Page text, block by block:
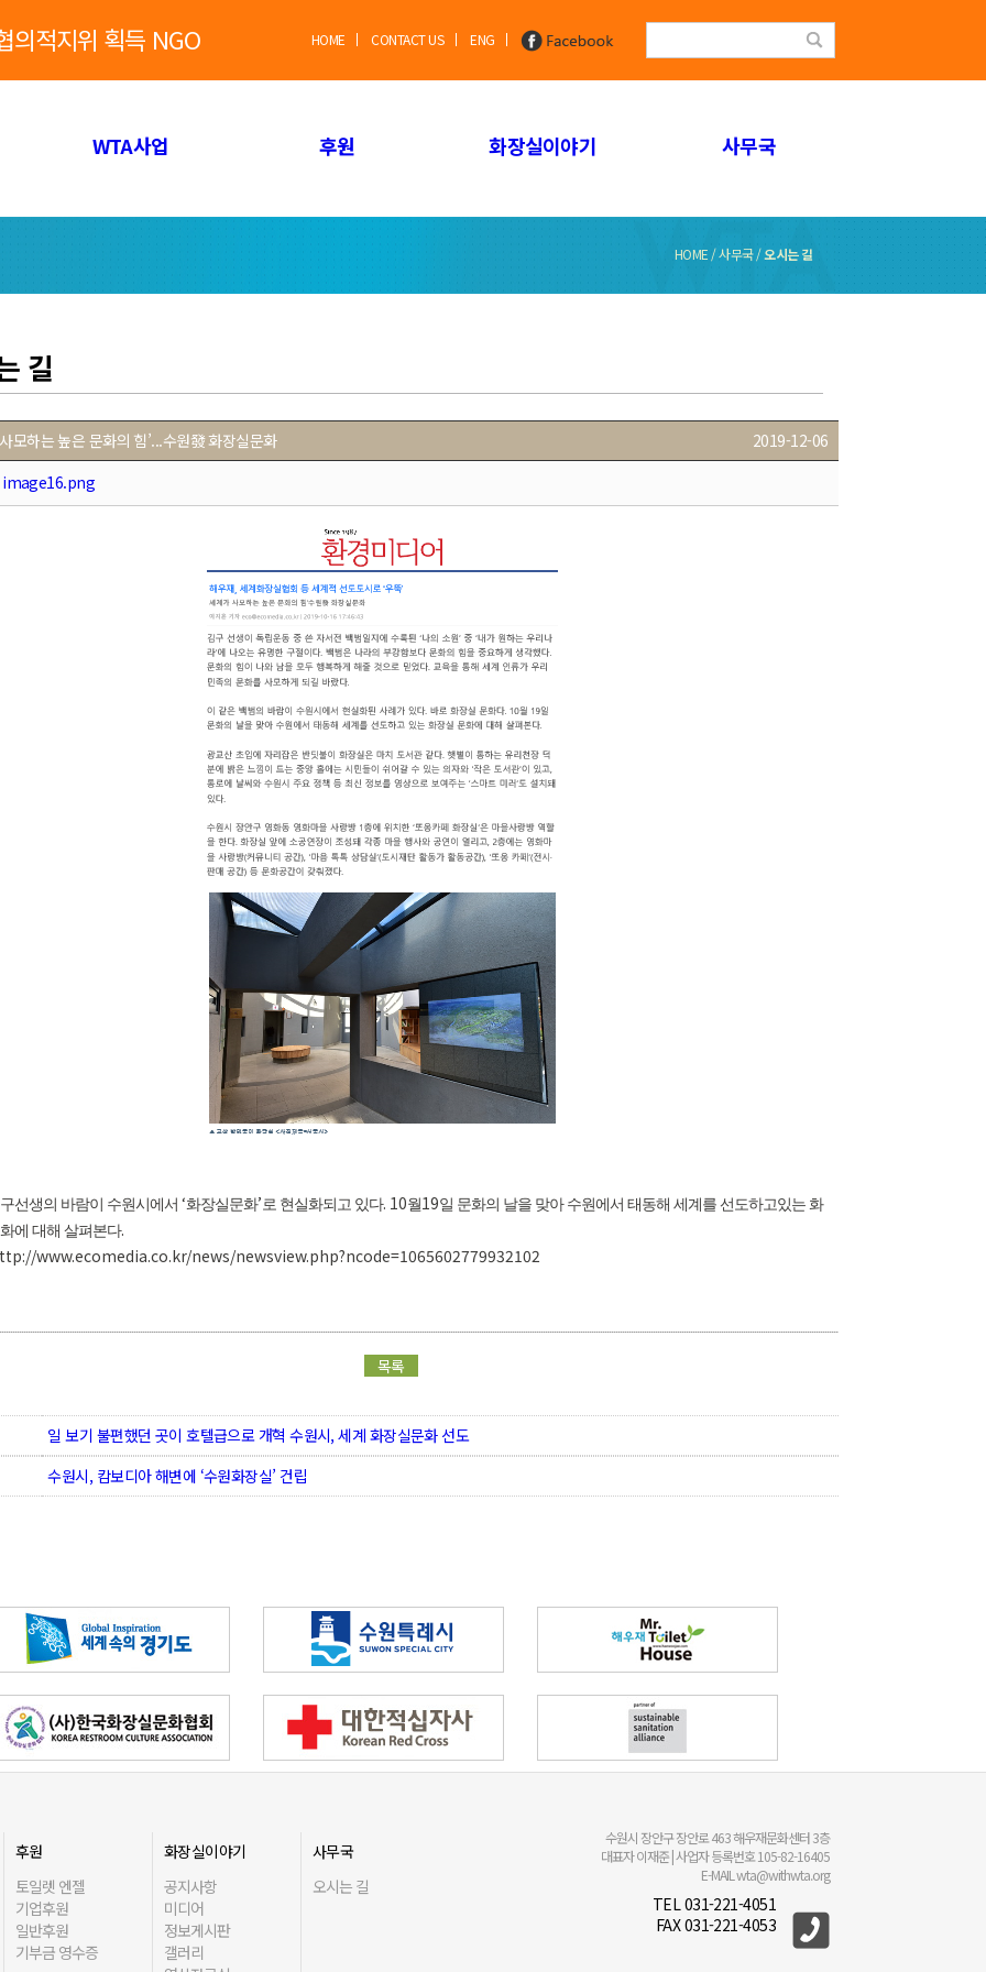
의적지위 획득 NGO HOME CONTACT US ENG
WTA사업 후원 화장실이야기 사무국
HOME / 사무국 /오시는 길
길
모하는 높은 문화의 힘’...수원發 화장실문화 2019-12-06
image16.png
선생의 바람이 수원시에서‘화장실문화’로 현실화되고 있다. 10월19일 문화의 날을 맞아 수원에서 태동해 세계를 선도하고있는 화
에 대해 살펴본다.
www.ecomedia.co.kr/news/newsview.php?ncode=1065602779932102
목록
일 보기 불편했던 곳이 호텔급으로 개혁 수원시, 세계 화장실문화 선도
수원시, 캄보디아 해변에 ‘수원화장실’ 건립
후원
토일렛 엔젤
기업후원
일반후원
기부금 영수증
화장실이야기
공지사항
미디어
정보게시판
갤러리
사무국
오시는 길
수원시 장안구 장안로 463 해우재문화센터 3층
대표자 이재준 | 사업자 등록번호 105-82-16405
E-MAIL wta@withwta.org
TEL 031-221-4051
FAX 031-221-4053